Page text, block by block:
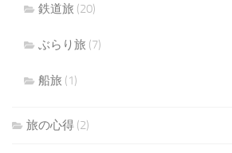
鉄道旅 (20)
ぶらり旅 (7)
船旅 (1)
旅の心得 (2)